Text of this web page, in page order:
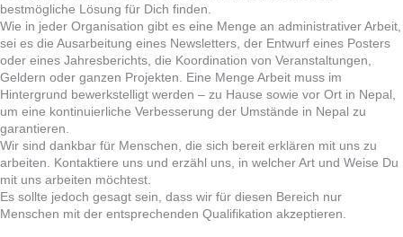
bestmögliche Lösung für Dich finden.
Wie in jeder Organisation gibt es eine Menge an administrativer Arbeit,
sei es die Ausarbeitung eines Newsletters, der Entwurf eines Posters
oder eines Jahresberichts, die Koordination von Veranstaltungen,
Geldern oder ganzen Projekten. Eine Menge Arbeit muss im
Hintergrund bewerkstelligt werden – zu Hause sowie vor Ort in Nepal,
um eine kontinuierliche Verbesserung der Umstände in Nepal zu
garantieren.
Wir sind dankbar für Menschen, die sich bereit erklären mit uns zu
arbeiten. Kontaktiere uns und erzähl uns, in welcher Art und Weise Du
mit uns arbeiten möchtest.
Es sollte jedoch gesagt sein, dass wir für diesen Bereich nur
Menschen mit der entsprechenden Qualifikation akzeptieren.